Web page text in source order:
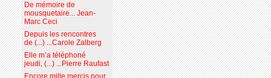
De mémoire de
mousquetaire... Jean-
Marc Ceci
Depuis les rencontres
de (...) ...Carole Zalberg
Elle m’a téléphoné
jeudi, (...) ...Pierre Raufast